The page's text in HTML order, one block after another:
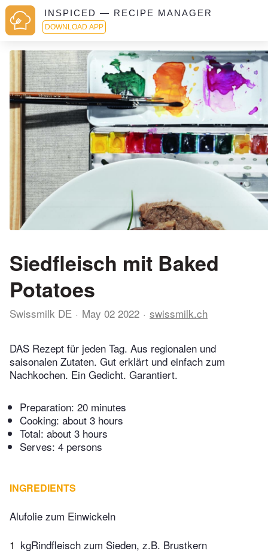
INSPICED — RECIPE MANAGER
DOWNLOAD APP
Siedfleisch mit Baked
Potatoes
Swissmilk DE May 02 2022 swissmilk.ch
DAS Rezept für jeden Tag. Aus regionalen und
saisonalen Zutaten. Gut erklärt und einfach zum
Nachkochen. Ein Gedicht. Garantiert.
Preparation: 20 minutes
Cooking: about 3 hours
Total: about 3 hours
Serves: 4 persons
INGREDIENTS
Alufolie zum Einwickeln
1 kgRindfleisch zum Sieden, z.B. Brustkern